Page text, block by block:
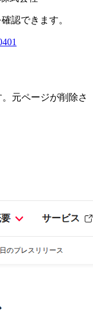
認できます。
元ページが削除さ